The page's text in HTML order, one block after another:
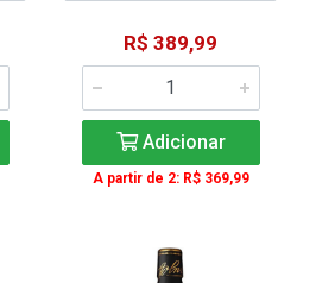
R$ 389,99
Adicionar
A partir de 2: R$ 369,99